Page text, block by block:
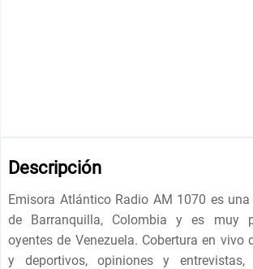
Descripción
Emisora ​​Atlántico Radio AM 1070 es
de Barranquilla, Colombia y es muy
oyentes de Venezuela. Cobertura en vivo
y deportivos, opiniones y entrevistas,